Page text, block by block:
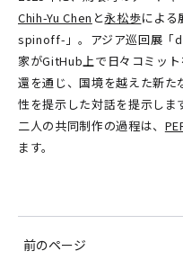
Chih-Yu Chen と永松歩によ
spinoff-」。アジア巡回展「
家がGitHub上で日々コミッ
還を通じ、国境を越えた新た
性を提示した対話を提示しま
​二人の共同制作の過程は、
ます。​
前のページ